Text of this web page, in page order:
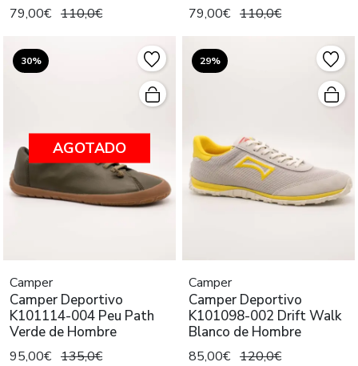
79,00€ 110,0€ 79,00€ 110,0€
30%
AGOTADO
Camper
Camper Deportivo
K101114-004 Peu Path
Verde de Hombre
95,00€ 135,0€
29%
Camper
Camper Deportivo
K101098-002 Drift Walk
Blanco de Hombre
85,00€ 120,0€